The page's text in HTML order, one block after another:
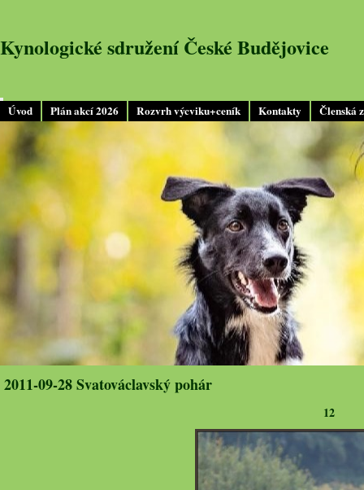
Úvod Plán akcí 2026 Rozvrh výcviku+ceník Kontakty Členská
Kynologické sdružení České Budějovice
2011-09-28 Svatováclavský pohár
12